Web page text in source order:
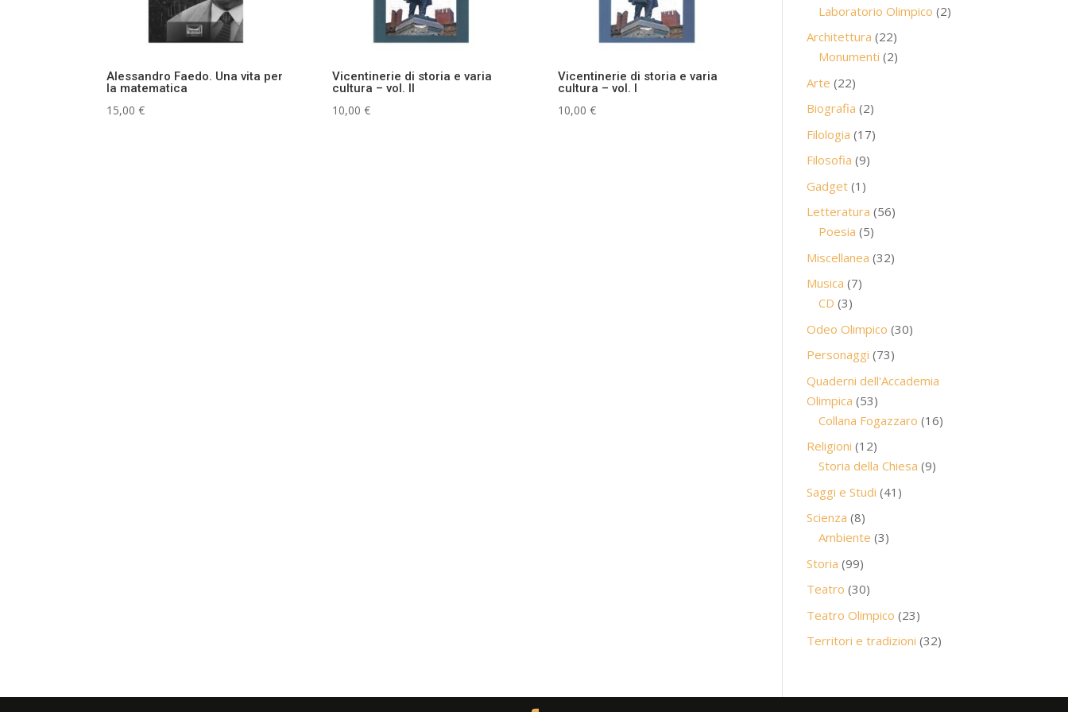
Alessandro Faedo. Una vita per
la matematica
15,00€
Vicentinerie di storia e varia
cultura – vol. II
10,00 €
Vicentinerie di storia e varia
cultura – vol. I
10,00 €
prodotti
Laboratorio Olimpico 22
Architettura 2222
prodotti
Monumenti 22
Arte 2222
prodotti
Biografia 22
prodotti
Filologia 1717
Filosofia 99
Gadget 1 1
prodotto
Letteratura 5656
Poesia 55
prodotti
Miscellanea 3232
Musica 77
CD 33
prodotti
Odeo Olimpico 3030
Personaggi 7373
prodotti
Quaderni dell'Accademia
Olimpica 5353
prodotti
Collana Fogazzaro 1616
Religioni 1212
prodotti
Storia della Chiesa 99
Saggi e Studi 41 41
Scienza 88
prodotti
Ambiente 33
Storia 9999
prodotti
Teatro 3030
prodotti
Teatro Olimpico 2323
prodotti
Territori e tradizioni 3232